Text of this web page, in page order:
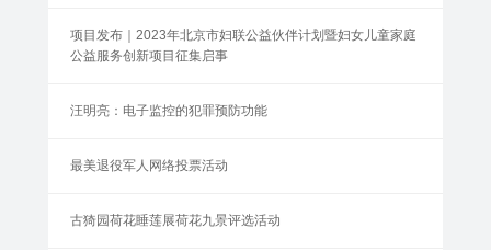
项目发布｜2023年北京市妇联公益伙伴计划暨妇女儿童家庭
公益服务创新项目征集启事
汪明亮：电子监控的犯罪预防功能
最美退役军人网络投票活动
古猗园荷花睡莲展荷花九景评选活动